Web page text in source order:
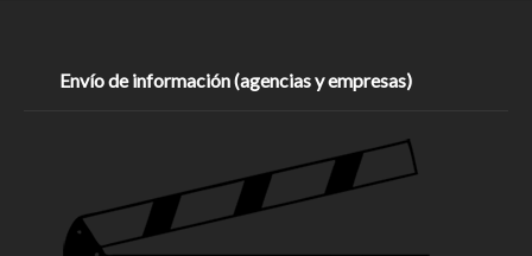
Envío de información (agencias y empresas)